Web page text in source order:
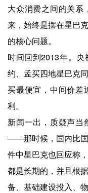
大众消费之间的关系
来，始终是摆在星巴
的核心问题。
时间回到2013年。
约、孟买四地星巴克
买最便宜，中间价差
利。
新闻一出，质疑声当
——那时候，国内比国
件中星巴克也回应称
都是长期的，并且根
备、基础建设投入、